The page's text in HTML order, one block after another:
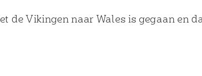
de Vikingen naar Wales is gegaan en